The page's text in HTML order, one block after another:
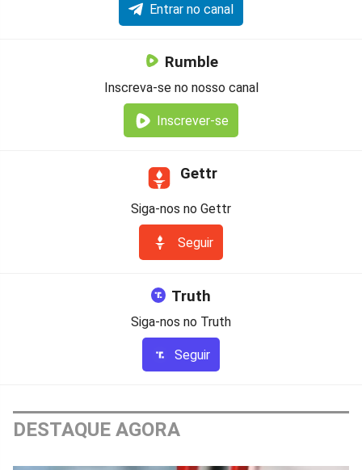
Entrar no canal
Rumble
Inscreva-se no nosso canal
Inscrever-se
Gettr
Siga-nos no Gettr
Seguir
Truth
Siga-nos no Truth
Seguir
DESTAQUE AGORA